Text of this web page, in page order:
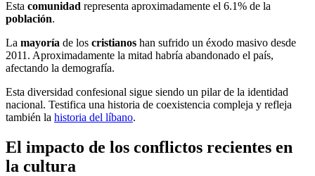
Esta comunidad representa aproximadamente el 6.1% de la
población.
La mayoría de los cristianos han sufrido un éxodo masivo desde
2011. Aproximadamente la mitad habría abandonado el país,
afectando la demografía.
Esta diversidad confesional sigue siendo un pilar de la identidad
nacional. Testifica una historia de coexistencia compleja y refleja
también la historia del líbano.
El impacto de los conflictos recientes en
la cultura